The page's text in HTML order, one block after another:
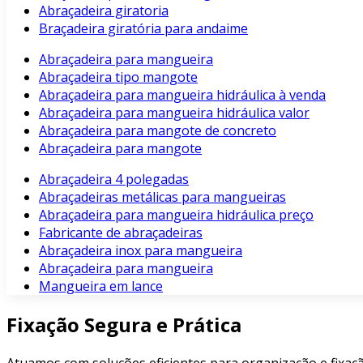
Abraçadeira giratoria
Braçadeira giratória para andaime
Abraçadeira para mangueira
Abraçadeira tipo mangote
Abraçadeira para mangueira hidráulica à venda
Abraçadeira para mangueira hidráulica valor
Abraçadeira para mangote de concreto
Abraçadeira para mangote
Abraçadeira 4 polegadas
Abraçadeiras metálicas para mangueiras
Abraçadeira para mangueira hidráulica preço
Fabricante de abraçadeiras
Abraçadeira inox para mangueira
Abraçadeira para mangueira
Mangueira em lance
Fixação Segura e Prática